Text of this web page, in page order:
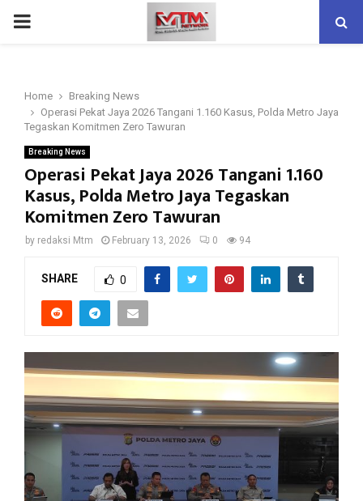
PRIMARY
Home
Breaking News
Operasi Pekat Jaya 2026 Tangani 1.160 Kasus, Polda Metro Jaya
Tegaskan Komitmen Zero Tawuran
Breaking News
Operasi Pekat Jaya 2026 Tangani 1.160
Kasus, Polda Metro Jaya Tegaskan
Komitmen Zero Tawuran
by redaksi Mtm February 13, 2026 0 94
SHARE 0